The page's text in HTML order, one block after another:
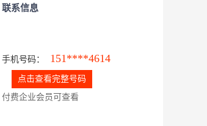
联系信息
手机号码： 151****4614
点击查看完整号码
付费企业会员可查看